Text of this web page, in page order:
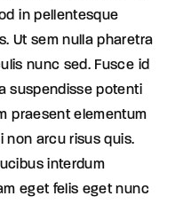
in pellentesque
Ut sem nulla pharetra
nunc sed. Fusce id
suspendisse potenti
praesent elementum
non arcu risus quis.
interdum
eget felis eget nunc